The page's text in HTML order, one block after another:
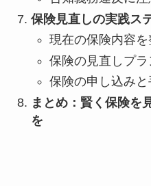
保険見直しの実践ス
現在の保険内容を
保険の見直しプ
保険の申し込み
まとめ：賢く保険を
を